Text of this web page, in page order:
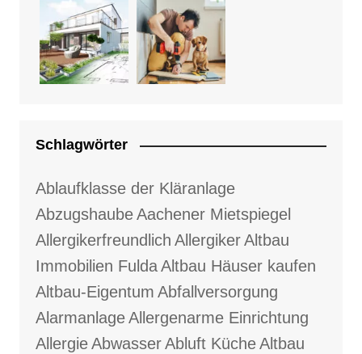
Schlagwörter
Ablaufklasse der Kläranlage
AbzugshaubeAachener Mietspiegel
Allergikerfreundlich AllergikerAltbau
Immobilien FuldaAltbau Häuser kaufen
Altbau-Eigentum Abfallversorgung
AlarmanlageAllergenarme Einrichtung
AllergieAbwasserAbluft KücheAltbau